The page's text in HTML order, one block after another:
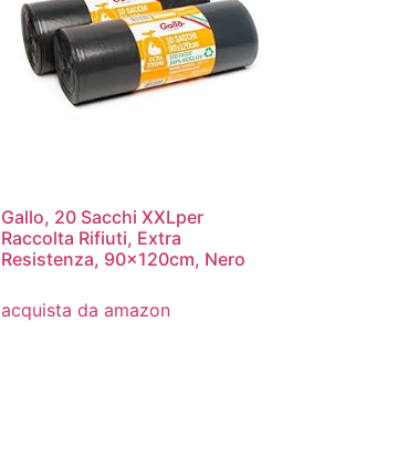
Gallo, 20 Sacchi XXLper
Raccolta Rifiuti, Extra
Resistenza, 90x120cm, Nero
acquista da amazon